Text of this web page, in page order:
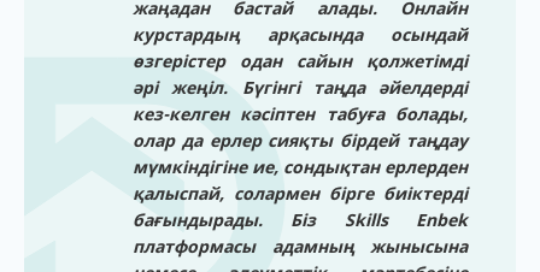
жаңадан бастай алады. Онлайн
курстардың арқасында осындай
өзгерістер одан сайын қолжетімді
әрі жеңіл. Бүгінгі таңда әйелдерді
кез-келген кәсіптен табуға болады,
олар да ерлер сияқты бірдей таңдау
мүмкіндігіне ие, сондықтан ерлерден
қалыспай, солармен бірге биіктерді
бағындырады. Біз Skills Enbek
платформасы адамның жынысына